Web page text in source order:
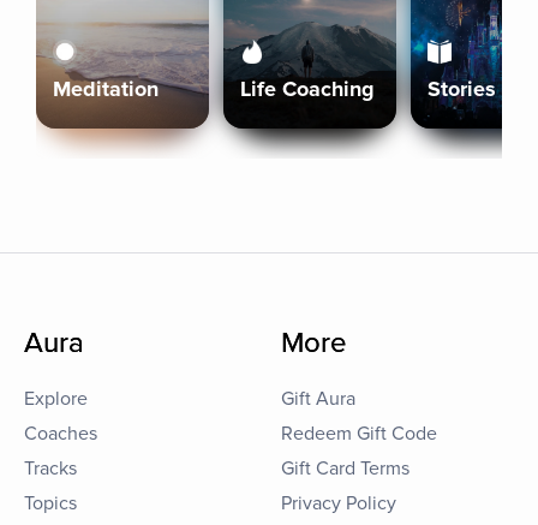
Meditation Life Coaching Stories
Aura
Explore
Coaches
Tracks
Topics
More
Gift Aura
Redeem Gift Code
Gift Card Terms
Privacy Policy